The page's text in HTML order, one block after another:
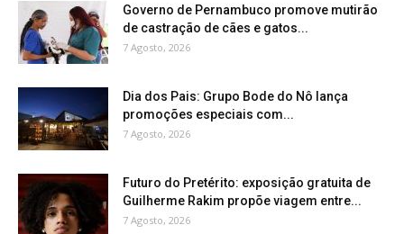
Governo de Pernambuco promove mutirão
de castração de cães e gatos...
7 Agosto, 2026
Dia dos Pais: Grupo Bode do Nô lança
promoções especiais com...
7 Agosto, 2026
Futuro do Pretérito: exposição gratuita de
Guilherme Rakim propõe viagem entre...
7 Agosto, 2026